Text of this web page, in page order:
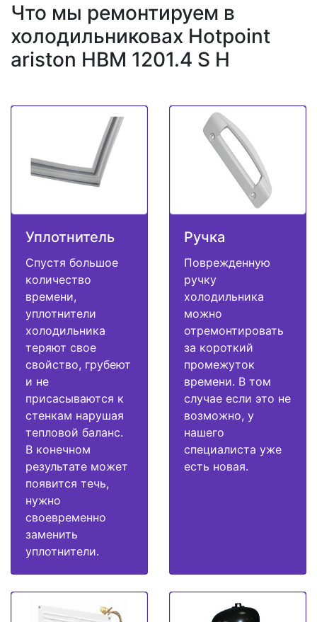
Что мы ремонтируем в
холодильниковах Hotpoint
ariston HBM 1201.4 S H
Уплотнитель
Спустя большое
количество
времени,
уплотнители
холодильника
теряют свое
свойство, грубеют
и не
присасываются к
стенкам нарушая
тепловой баланс.
В конечном
результате может
появится течь,
нужно
своевременно
заменить
уплотнители.
Ручка
Поврежденную
ручку
холодильника
можно
отремонтировать
за короткий
промежуток
времени. В том
случае если это не
возможно, у
нашего
специалиста уже
есть новая.